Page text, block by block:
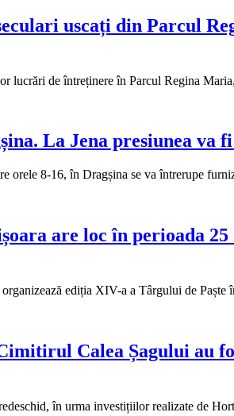
uscați din Parcul
lucrări de întreținere în Parcul Regina
La Jena presiunea va
orele 8-16, în Dragșina se va întrerupe
are loc în perioada
ediția XIV-a a Târgului de
Calea Șagului au
în urma investițiilor realizate de